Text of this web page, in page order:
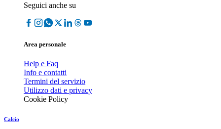
Seguici anche su
Area personale
Help e Faq
Info e contatti
Termini del servizio
Utilizzo dati e privacy
Cookie Policy
Calcio